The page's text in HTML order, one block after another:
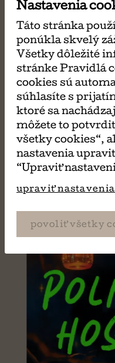
Nastavenia
Táto stránka
ponúkla skvelý
Všetky dôležité
stránke Pravidlá
cookies sú
súhlasíte s
ktoré sa
môžete to
všetky cookies“,
nastavenia
“Upraviť
upraviť nastavenia
povoliť všetky